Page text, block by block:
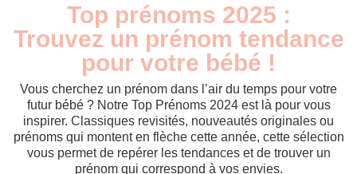
Top prénoms 2025 :
Trouvez un prénom tendance
pour votre bébé !
Vous cherchez un prénom dans l’air du temps pour votre
futur bébé ? Notre Top Prénoms 2024 est là pour vous
inspirer. Classiques revisités, nouveautés originales ou
prénoms qui montent en flèche cette année, cette sélection
vous permet de repérer les tendances et de trouver un
prénom qui correspond à vos envies.